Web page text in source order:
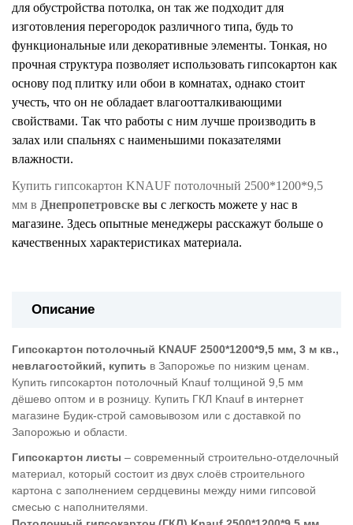
для обустройства потолка, он так же подходит для
изготовления перегородок различного типа, будь то
функциональные или декоративные элементы. Тонкая, но
прочная структура позволяет использовать гипсокартон как
основу под плитку или обои в комнатах, однако стоит
учесть, что он не обладает влагоотталкивающими
свойствами. Так что работы с ним лучше производить в
залах или спальнях с наименьшими показателями
влажности.
Купить гипсокартон KNAUF потолочный 2500*1200*9,5
мм в Днепропетровске вы с легкость можете у нас в
магазине. Здесь опытные менеджеры расскажут больше о
качественных характеристиках материала.
Описание
Гипсокартон потолочный KNAUF 2500*1200*9,5 мм, 3 м кв.,
невлагостойкий, купить в Запорожье по низким ценам.
Купить гипсокартон потолочный Knauf толщиной 9,5 мм
дёшево оптом и в розницу. Купить ГКЛ Knauf в интернет
магазине Будик-строй самовывозом или с доставкой по
Запорожью и области.
Гипсокартон листы – современный строительно-отделочный
материал, который состоит из двух слоёв строительного
картона с заполнением сердцевины между ними гипсовой
смесью с наполнителями.